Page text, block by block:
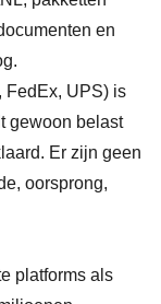
en
FedEx, UPS) is
gewoon belast
Er zijn geen
oorsprong,
platforms als